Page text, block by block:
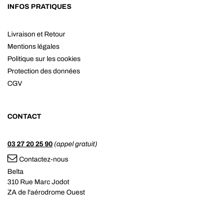
INFOS PRATIQUES
Livraison et Retour
Mentions légales
Politique sur les cookies
Protection des données
CGV
CONTACT
03 27 20 25 90 (appel gratuit)
Contactez-nous
Belta
310 Rue Marc Jodot
ZA de l'aérodrome Ouest